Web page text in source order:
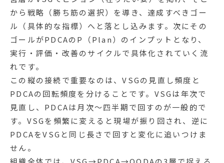
から戦略（勝ち筋の選択）を導き、達成すべきゴー
ル（具体的な指標）へと落とし込みます。次にその
ゴールがPDCAのP（Plan）のインプットとなり、
実行・評価・改善のサイクルで具体化されていく流
れです。
この縦の接続で重要なのは、VSGの見直し頻度と
PDCAの回転頻度を分けることです。VSGは年次で
見直し、PDCAは月次〜四半期で回すのが一般的で
す。VSGを頻繁に変えると現場が振り回され、逆に
PDCAをVSGと同じ長さで回すと変化に追いつけま
せん。